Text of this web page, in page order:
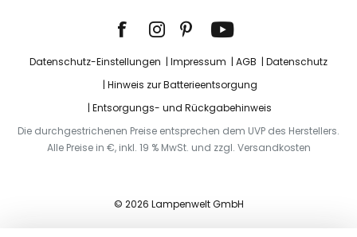
Datenschutz-Einstellungen Impressum AGB
Datenschutz
Hinweis zur Batterieentsorgung
Entsorgungs- und Rückgabehinweis
Die durchgestrichenen Preise entsprechen dem UVP des Herstellers.
Alle Preise in €, inkl. 19 % MwSt. und zzgl. Versandkosten
© 2026 Lampenwelt GmbH